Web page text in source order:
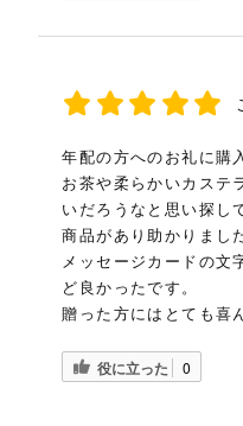
年配の方へのお礼に購
お茶や柔らかいカステ
いだろうなと思い探し
商品があり助かりまし
メッセージカードの文
ど良かったです。
贈った方にはとても喜
役に立った 0